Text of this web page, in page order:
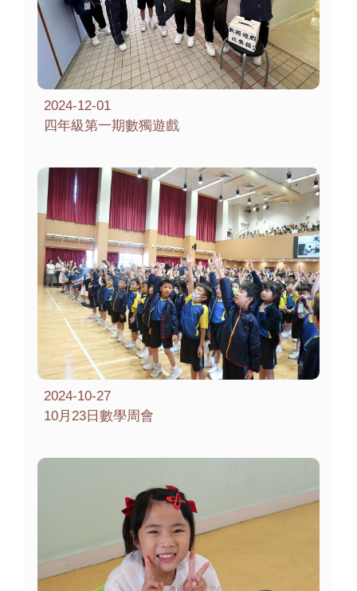
2024-12-01
四年級第一期數獨遊戲
2024-10-27
10月23日數學周會